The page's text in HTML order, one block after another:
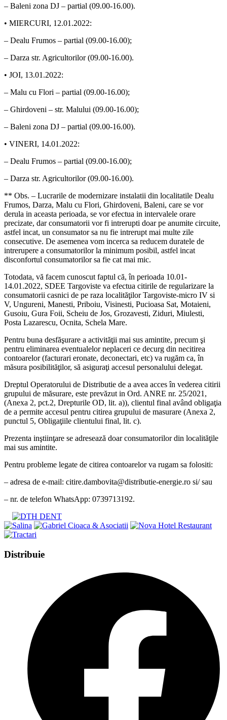
– Baleni zona DJ – partial (09.00-16.00).
• MIERCURI, 12.01.2022:
– Dealu Frumos – partial (09.00-16.00);
– Darza str. Agricultorilor (09.00-16.00).
• JOI, 13.01.2022:
– Malu cu Flori – partial (09.00-16.00);
– Ghirdoveni – str. Malului (09.00-16.00);
– Baleni zona DJ – partial (09.00-16.00).
• VINERI, 14.01.2022:
– Dealu Frumos – partial (09.00-16.00);
– Darza str. Agricultorilor (09.00-16.00).
** Obs. – Lucrarile de modernizare instalatii din localitatile Dealu
Frumos, Darza, Malu cu Flori, Ghirdoveni, Baleni, care se vor
derula in aceasta perioada, se vor efectua in intervalele orare
precizate, dar consumatorii vor fi intrerupti doar pe anumite circuite,
astfel incat, un consumator sa nu fie intrerupt mai multe zile
consecutive. De asemenea vom incerca sa reducem duratele de
intrerupere a consumatorilor la minimum posibil, astfel incat
disconfortul consumatorilor sa fie cat mai mic.
Totodata, vă facem cunoscut faptul că, în perioada 10.01-
14.01.2022, SDEE Targoviste va efectua citirile de regularizare la
consumatorii casnici de pe raza localităţilor Targoviste-micro IV si
V, Ungureni, Manesti, Priboiu, Visinesti, Pucioasa Sat, Motaieni,
Gusoiu, Gura Foii, Scheiu de Jos, Grozavesti, Ziduri, Miulesti,
Posta Lazarescu, Ocnita, Schela Mare.
Pentru buna desfăşurare a activităţii mai sus amintite, precum şi
pentru eliminarea eventualelor neplaceri ce decurg din necitirea
contoarelor (facturari eronate, deconectari, etc) va rugăm ca, în
măsura posibilităţilor, să asiguraţi accesul personalului delegat.
Dreptul Operatorului de Distributie de a avea acces în vederea citirii
grupului de măsurare, este prevăzut in Ord. ANRE nr. 25/2021,
(Anexa 2, pct.2, Drepturile OD, lit. a)), clientul final având obligaţia
de a permite accesul pentru citirea grupului de masurare (Anexa 2,
punctul 5, Obligaţiile clientului final, lit. c).
Prezenta inştiinţare se adresează doar consumatorilor din localităţile
mai sus amintite.
Pentru probleme legate de citirea contoarelor va rugam sa folositi:
– adresa de e-mail: citire.dambovita@distributie-energie.ro si/ sau
– nr. de telefon WhatsApp: 0739713192.
DistribuieShare
window